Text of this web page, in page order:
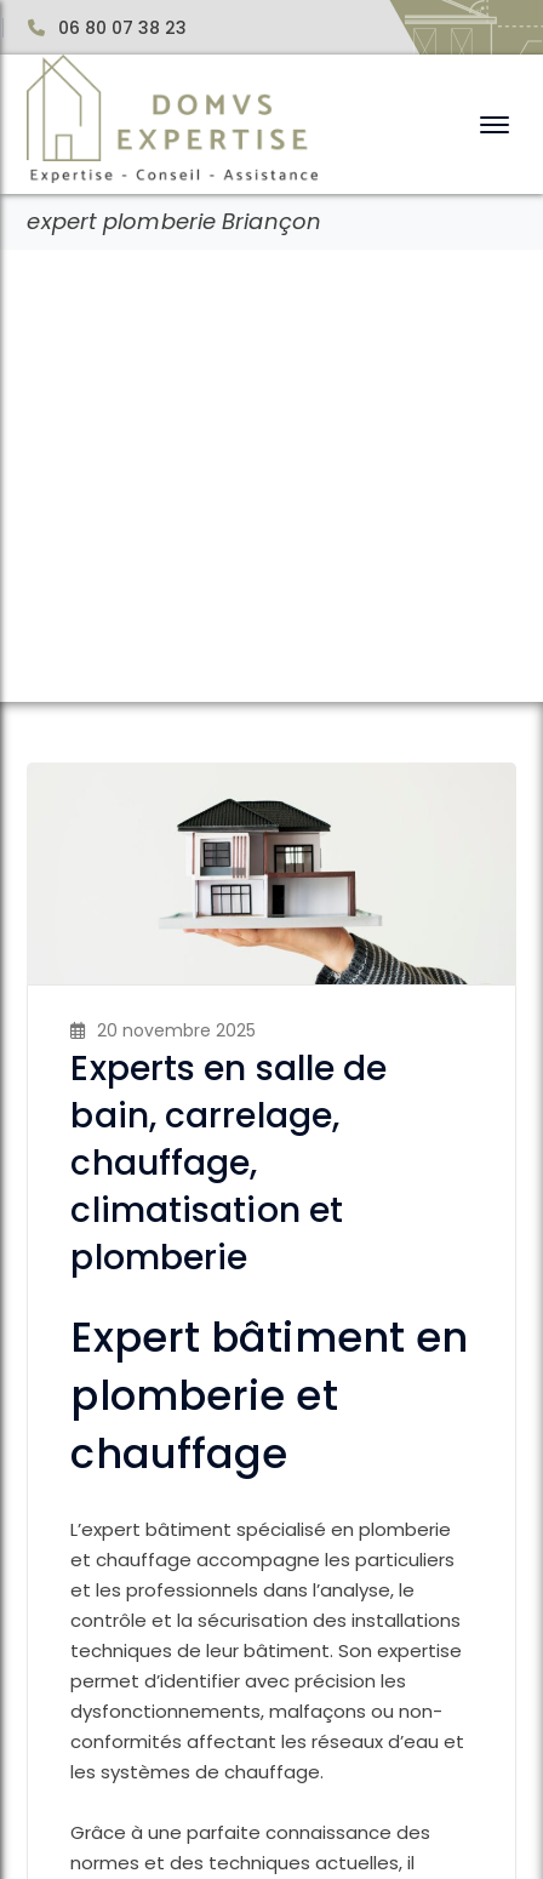
06 80 07 38 23
expert plomberie Briançon
20 novembre 2025
Experts en salle de
bain, carrelage,
chauffage,
climatisation et
plomberie
Expert bâtiment en
plomberie et
chauffage
L’expert bâtiment spécialisé en plomberie
et chauffage accompagne les particuliers
et les professionnels dans l’analyse, le
contrôle et la sécurisation des installations
techniques de leur bâtiment. Son expertise
permet d’identifier avec précision les
dysfonctionnements, malfaçons ou non-
conformités affectant les réseaux d’eau et
les systèmes de chauffage.
Grâce à une parfaite connaissance des
normes et des techniques actuelles, il